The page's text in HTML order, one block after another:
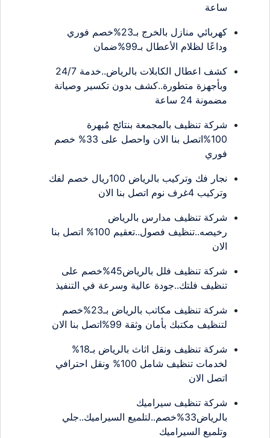
ساعة
كهربائي منازل بالخرج بـ23%خصم فوري
وداعًا لظلام الأعطال بـ99%ضمان
كشف اعطال الكابلات بالرياض..خدمة 24/7
وبأجهزة متطورة..كشف بدون تكسير وصيانة
مضمونة 24 ساعة
شركة تنظيف بالمجمعة بنتائج مُبهرة
100%اتصل بنا الان واحصل على 33% خصم
فوري
نجار فك وتركيب بالرياض 100ريال خصم لفك
وتركيب 4غرف نوم اتصل بنا الان
شركة تنظيف مدارس بالرياض
رخيصه..تنظيف فصول..تعقيم 100% اتصل بنا
الان
شركة تنظيف فلل بالرياض45%خصم على
تنظيف فلتك..جودة عالية وسرعة في التنفيذ
شركة تنظيف مكاتب بالرياض بـ23%خصم
لتنظيف مكتبك بأمان وثقة 99%اتصل بنا الان
شركة تنظيف ونقل اثاث بالرياض بـ18%
لخدمات تنظيف شامل 100% ونقل احترافي
اتصل الان
شركة تنظيف سيراميك
بالرياض33%خصم..لتلميع السيراميك..جلي
وتلميع السيراميك